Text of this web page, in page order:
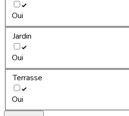
Oui
Jardin
Oui
Terrasse
Oui